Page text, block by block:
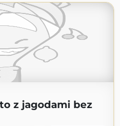
z jagodami bez